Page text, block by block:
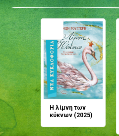
Η λίμνη των
κύκνων (2025)